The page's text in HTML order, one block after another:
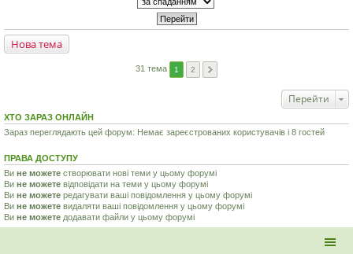
Нова тема
31 тема 1 2
Перейти
ХТО ЗАРАЗ ОНЛАЙН
Зараз переглядають цей форум: Немає зареєстрованих користувачів і 8 гостей
ПРАВА ДОСТУПУ
Ви не можете створювати нові теми у цьому форумі
Ви не можете відповідати на теми у цьому форумі
Ви не можете редагувати ваші повідомлення у цьому форумі
Ви не можете видаляти ваші повідомлення у цьому форумі
Ви не можете додавати файли у цьому форумі